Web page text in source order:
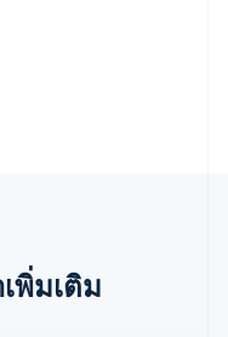
พิ่มเติม